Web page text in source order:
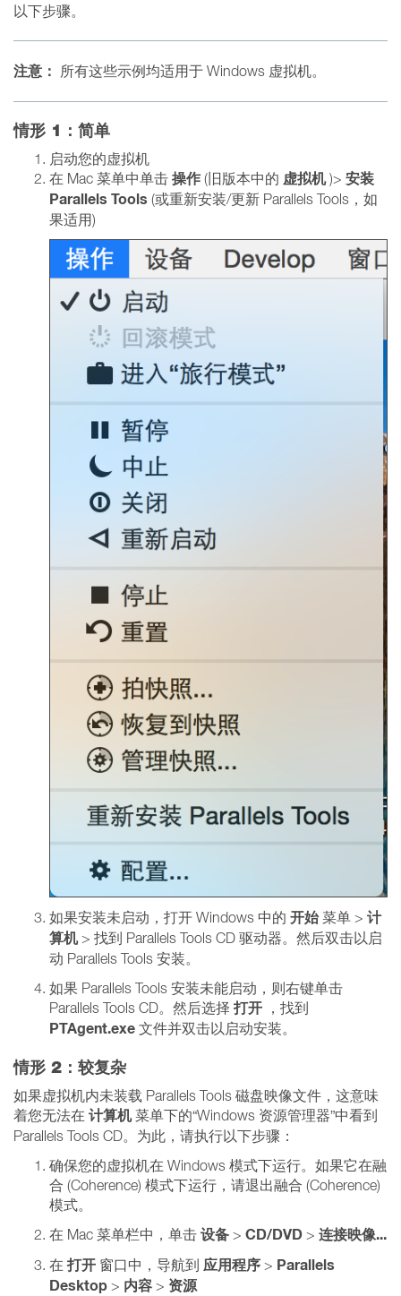
以下步骤。
注意： 所有这些示例均适用于 Windows 虚拟机。
情形 1：简单
启动您的虚拟机
在 Mac 菜单中单击 操作 (旧版本中的 虚拟机)> 安装
Parallels Tools (或重新安装/更新 Parallels Tools，如
果适用)
如果安装未启动，打开 Windows 中的 开始菜单 > 计
算机> 找到 Parallels Tools CD 驱动器。然后双击以启
动 Parallels Tools 安装。
如果 Parallels Tools 安装未能启动，则右键单击
Parallels Tools CD。然后选择 打开 ，找到
PTAgent.exe 文件并双击以启动安装。
情形 2：较复杂
如果虚拟机内未装载 Parallels Tools 磁盘映像文件，这意味
着您无法在 计算机菜单下的“Windows 资源管理器”中看到
Parallels Tools CD。为此，请执行以下步骤：
确保您的虚拟机在 Windows 模式下运行。如果它在融
合 (Coherence) 模式下运行，请退出融合 (Coherence)
模式。
在 Mac 菜单栏中，单击 设备 > CD/DVD > 连接映像...
在 打开 窗口中，导航到 应用程序 > Parallels
Desktop > 内容 > 资源